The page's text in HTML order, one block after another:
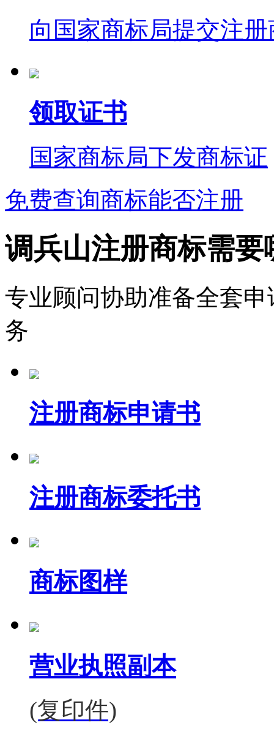
向国家商标局提交注
领取证书
国家商标局下发商标证
免费查询商标能否注册
调兵山注册商标需要
专业顾问协助准备全套
务
注册商标申请书
注册商标委托书
商标图样
营业执照副本
(复印件)